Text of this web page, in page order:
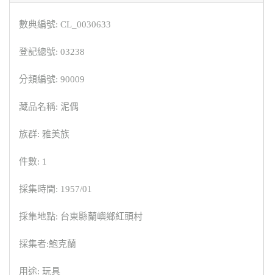
數典編號: CL_0030633
登記總號: 03238
分類編號: 90009
藏品名稱: 泥偶
族群: 雅美族
件數: 1
採集時間: 1957/01
採集地點: 台東縣蘭嶼鄉紅頭村
採集者:鮑克蘭
用途: 玩具